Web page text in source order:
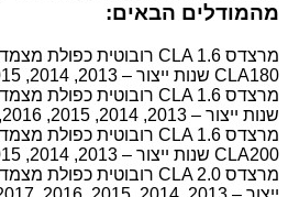
מהמודלים הבאים:
CLA180 שנות ייצור – 2013, 2014, 2015, 2016, 2017, 2018
שנות ייצור – 2013, 2014, 2015, 2016, 2017, 2018
CLA200 שנות ייצור – 2013, 2014, 2015, 2016, 2017, 2018